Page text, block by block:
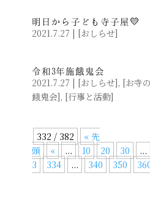
明日から子ども寺子屋💛
2021.7.27 | [おしらせ]
令和3年施餓鬼会
2021.7.27 | [おしらせ], [お寺
餓鬼会], [行事と活動]
332 / 382
« 先
頭
« ... 10 20 30 ...
3
334 ... 340 350